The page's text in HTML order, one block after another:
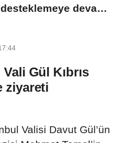
desteklemeye devam
Gül Kıbrıs
ziyareti
Valisi Davut Gül’ün